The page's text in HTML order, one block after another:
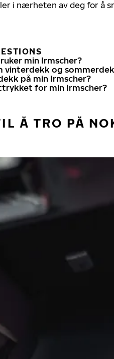
i nærheten av deg for å
min Irmscher?
vinterdekk og
på min Irmscher?
for min Irmscher?
Å TRO PÅ